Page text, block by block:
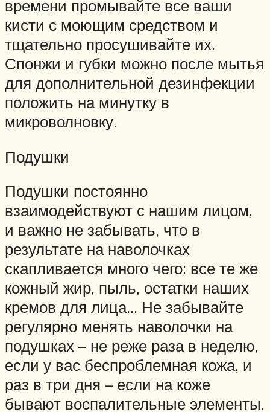
времени промывайте все ваши
кисти с моющим средством и
тщательно просушивайте их.
Спонжи и губки можно после мытья
для дополнительной дезинфекции
положить на минутку в
микроволновку.
Подушки
Подушки постоянно
взаимодействуют с нашим лицом,
и важно не забывать, что в
результате на наволочках
скапливается много чего: все те же
кожный жир, пыль, остатки наших
кремов для лица… Не забывайте
регулярно менять наволочки на
подушках – не реже раза в неделю,
если у вас беспроблемная кожа, и
раз в три дня – если на коже
бывают воспалительные элементы.